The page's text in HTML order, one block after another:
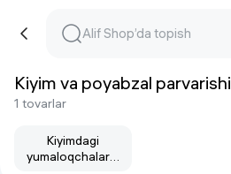
Kiyim va poyabzal parvarishi
1 tovarlar
Kiyimdagi
yumaloqchalarni